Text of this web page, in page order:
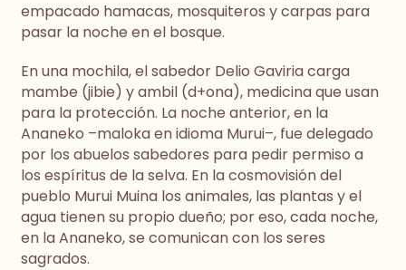
empacado hamacas, mosquiteros y carpas para
pasar la noche en el bosque.
En una mochila, el sabedor Delio Gaviria carga
mambe (jibie) y ambil (d+ona), medicina que usan
para la protección. La noche anterior, en la
Ananeko –maloka en idioma Murui–, fue delegado
por los abuelos sabedores para pedir permiso a
los espíritus de la selva. En la cosmovisión del
pueblo Murui Muina los animales, las plantas y el
agua tienen su propio dueño; por eso, cada noche,
en la Ananeko, se comunican con los seres
sagrados.